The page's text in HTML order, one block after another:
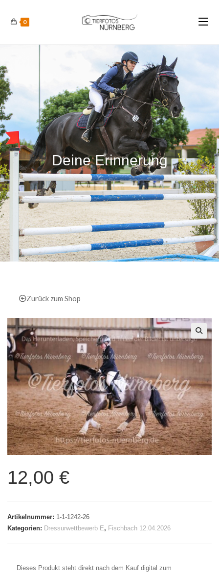
0
Deine Erinnerung
Zurück zum Shop
12,00 €
Artikelnummer: 1-1-1242-26
Kategorien: Dressurwettbewerb E, Fischbach 12.04.2026
Dieses Produkt steht direkt nach dem Kauf digital zum